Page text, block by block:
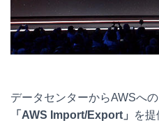
データセンターからAWSへ
「AWS Import/Export」
を提